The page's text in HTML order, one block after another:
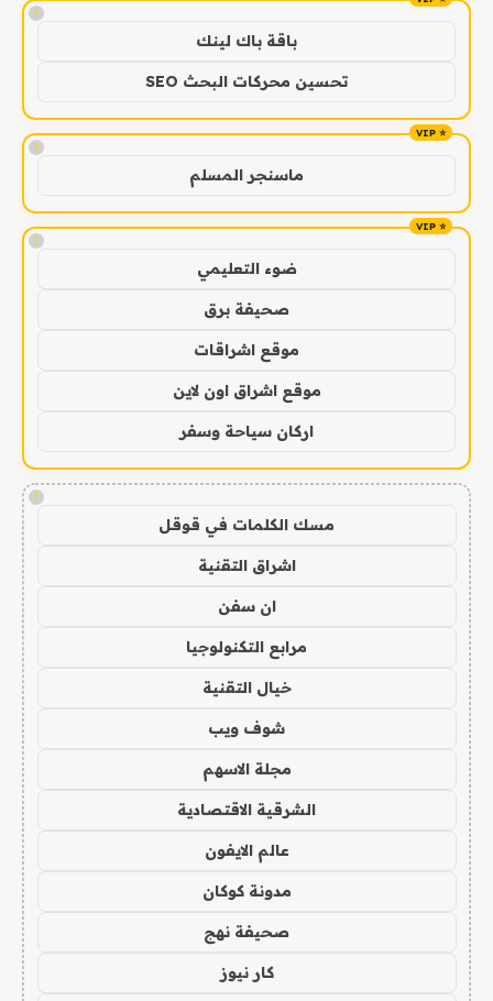
!
باقة باك لينك
تحسين محركات البحث SEO
!
ماسنجر المسلم
!
ضوء التعليمي
صحيفة برق
موقع اشراقات
موقع اشراق اون لاين
اركان سياحة وسفر
!
مسك الكلمات في قوقل
اشراق التقنية
ان سفن
مرابع التكنولوجيا
خيال التقنية
شوف ويب
مجلة الاسهم
الشرقية الاقتصادية
عالم الايفون
مدونة كوكان
صحيفة نهج
كار نيوز